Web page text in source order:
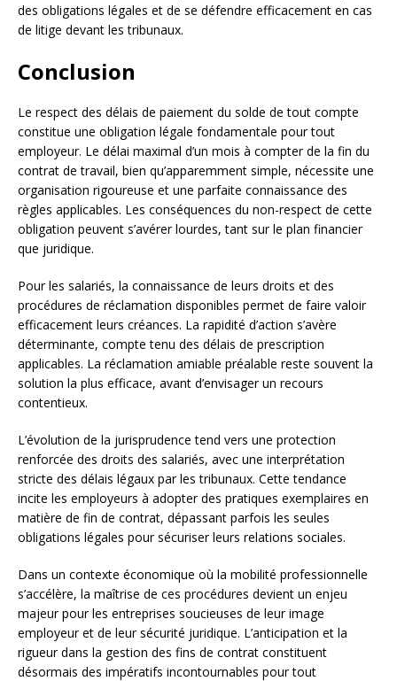
des obligations légales et de se défendre efficacement en cas
de litige devant les tribunaux.
Conclusion
Le respect des délais de paiement du solde de tout compte
constitue une obligation légale fondamentale pour tout
employeur. Le délai maximal d’un mois à compter de la fin du
contrat de travail, bien qu’apparemment simple, nécessite une
organisation rigoureuse et une parfaite connaissance des
règles applicables. Les conséquences du non-respect de cette
obligation peuvent s’avérer lourdes, tant sur le plan financier
que juridique.
Pour les salariés, la connaissance de leurs droits et des
procédures de réclamation disponibles permet de faire valoir
efficacement leurs créances. La rapidité d’action s’avère
déterminante, compte tenu des délais de prescription
applicables. La réclamation amiable préalable reste souvent la
solution la plus efficace, avant d’envisager un recours
contentieux.
L’évolution de la jurisprudence tend vers une protection
renforcée des droits des salariés, avec une interprétation
stricte des délais légaux par les tribunaux. Cette tendance
incite les employeurs à adopter des pratiques exemplaires en
matière de fin de contrat, dépassant parfois les seules
obligations légales pour sécuriser leurs relations sociales.
Dans un contexte économique où la mobilité professionnelle
s’accélère, la maîtrise de ces procédures devient un enjeu
majeur pour les entreprises soucieuses de leur image
employeur et de leur sécurité juridique. L’anticipation et la
rigueur dans la gestion des fins de contrat constituent
désormais des impératifs incontournables pour tout